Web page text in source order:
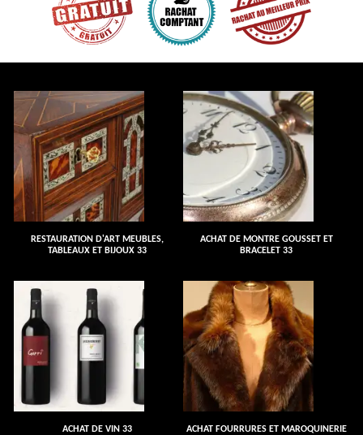
RESTAURATION D'ART MEUBLES,
TABLEAUX ET BIJOUX 33
ACHAT DE MONTRE GOUSSET ET
BRACELET 33
ACHAT DE VIN 33
ACHAT FOURRURES ET MAROQUINERIE